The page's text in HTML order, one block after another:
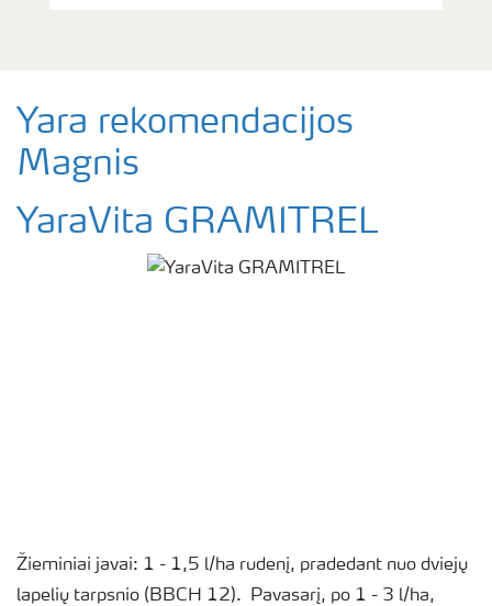
Yara rekomendacijos
Magnis
YaraVita GRAMITREL
Žieminiai javai: 1 - 1,5 l/ha rudenį, pradedant nuo dviejų
lapelių tarpsnio (BBCH 12). Pavasarį, po 1 - 3 l/ha,